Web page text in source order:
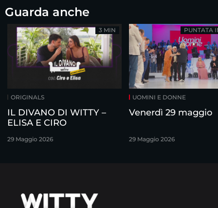
Guarda anche
ORIGINALS
IL DIVANO DI WITTY –
ELISA E CIRO
29 Maggio 2026
3 MIN
UOMINI E DONNE
Venerdì 29 maggio
29 Maggio 2026
PUNTATA